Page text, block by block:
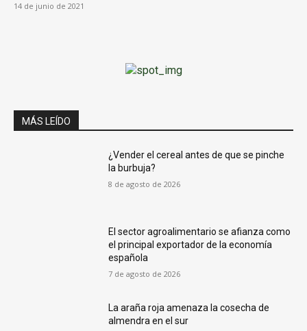
14 de junio de 2021
MÁS LEÍDO
¿Vender el cereal antes de que se pinche
la burbuja?
8 de agosto de 2026
El sector agroalimentario se afianza como
el principal exportador de la economía
española
7 de agosto de 2026
La araña roja amenaza la cosecha de
almendra en el sur